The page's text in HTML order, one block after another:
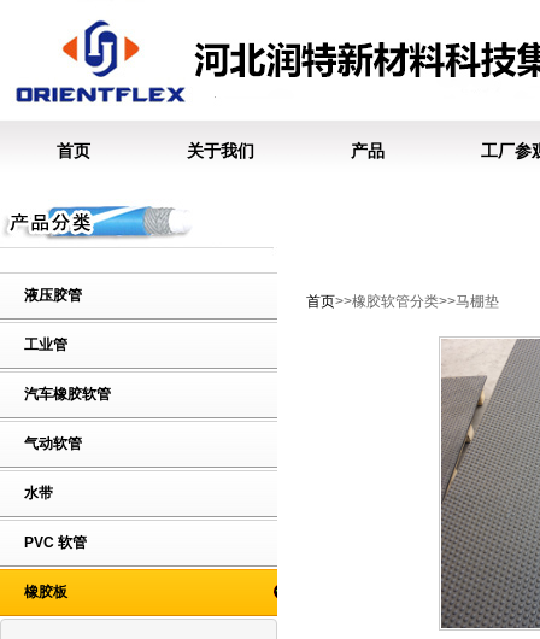
首页 关于我们 产品 工厂参
液压胶管
工业管
汽车橡胶软管
气动软管
水带
PVC 软管
橡胶板
首页>>橡胶软管分类>>马棚垫